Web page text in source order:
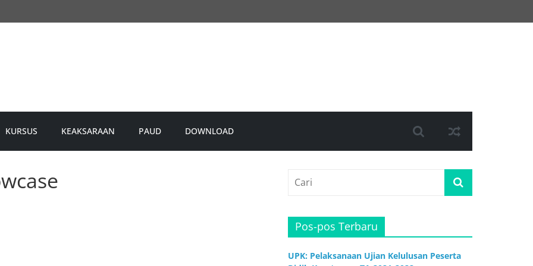
KURSUS KEAKSARAAN PAUD DOWNLOAD
Pos-pos Terbaru
UPK: Pelaksanaan Ujian Kelulusan Peserta